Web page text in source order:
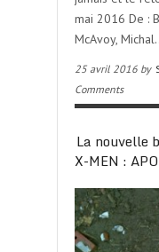
mai 2016 De :
McAvoy,
25 avril 2016 by
Comments
La nouvelle
X-MEN :